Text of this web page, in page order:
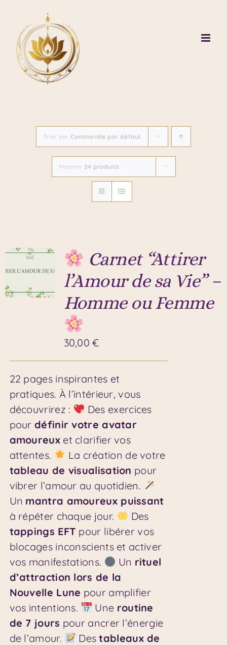
contenu
Trier par Commande par défaut
Montrer 24 produits
Carnet “Attirer
l’Amour de sa Vie” –
Homme ou Femme
30,00€
22 pages inspirantes et
pratiques. À l’intérieur, vous
découvrirez :
Des exercices
pourdéfinir votre avatar
amoureuxet clarifier vos
attentes.
La création de votre
tableau de visualisation pour
vibrer l’amour au quotidien.
Un mantra amoureux puissant
à répéter chaque jour.
Des
tappings EFT pour libérer vos
blocages inconscients et activer
vos manifestations.
Un rituel
d’attraction lors de la
Nouvelle Lune pour amplifier
vos intentions.
Une routine
de 7 jours pour ancrer l’énergie
de l’amour.
Destableaux de